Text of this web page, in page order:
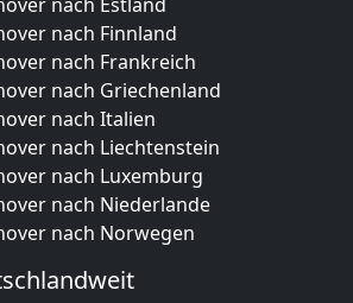
nach Finnland
nach Frankreich
nach Griechenland
nach Italien
nach Liechtenstein
nach Luxemburg
nach Niederlande
nach Norwegen